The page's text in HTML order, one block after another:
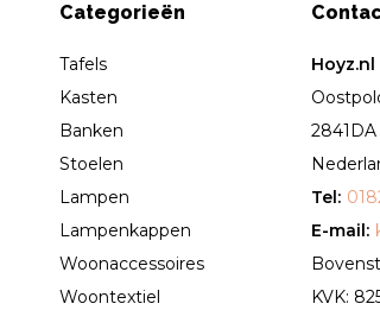
Categorieën
Tafels
Kasten
Banken
Stoelen
Lampen
Lampenkappen
Woonaccessoires
Woontextiel
Hoyz.nl
Tel:
E-mail:
KVK: